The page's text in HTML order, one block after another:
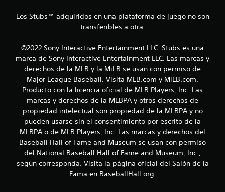
a
l
d
e
2
1
6
Los Stubs™ adquiridos en una plataforma de juego no son
transferibles a otra.
©2022 Sony Interactive Entertainment LLC. Stubs es una
marca de Sony Interactive Entertainment LLC. Las marcas y
derechos de la MLB y la MiLB se usan con permiso de
Major League Baseball. Visita MLB.com y MiLB.com.
Producto con la licencia oficial de MLB Players, Inc. Las
marcas y derechos de la MLBPA y otros derechos de
propiedad intelectual son propiedad de la MLBPA y no
pueden usarse sin el consentimiento por escrito de la
MLBPA o de MLB Players, Inc. Las marcas y derechos del
Baseball Hall of Fame and Museum se usan con permiso
del National Baseball Hall of Fame and Museum, Inc.,
según corresponda. Visita la página oficial del Salón de la
Fama en BaseballHall.org.